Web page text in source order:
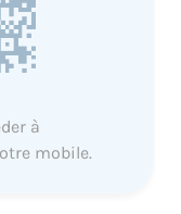
à
mobile.